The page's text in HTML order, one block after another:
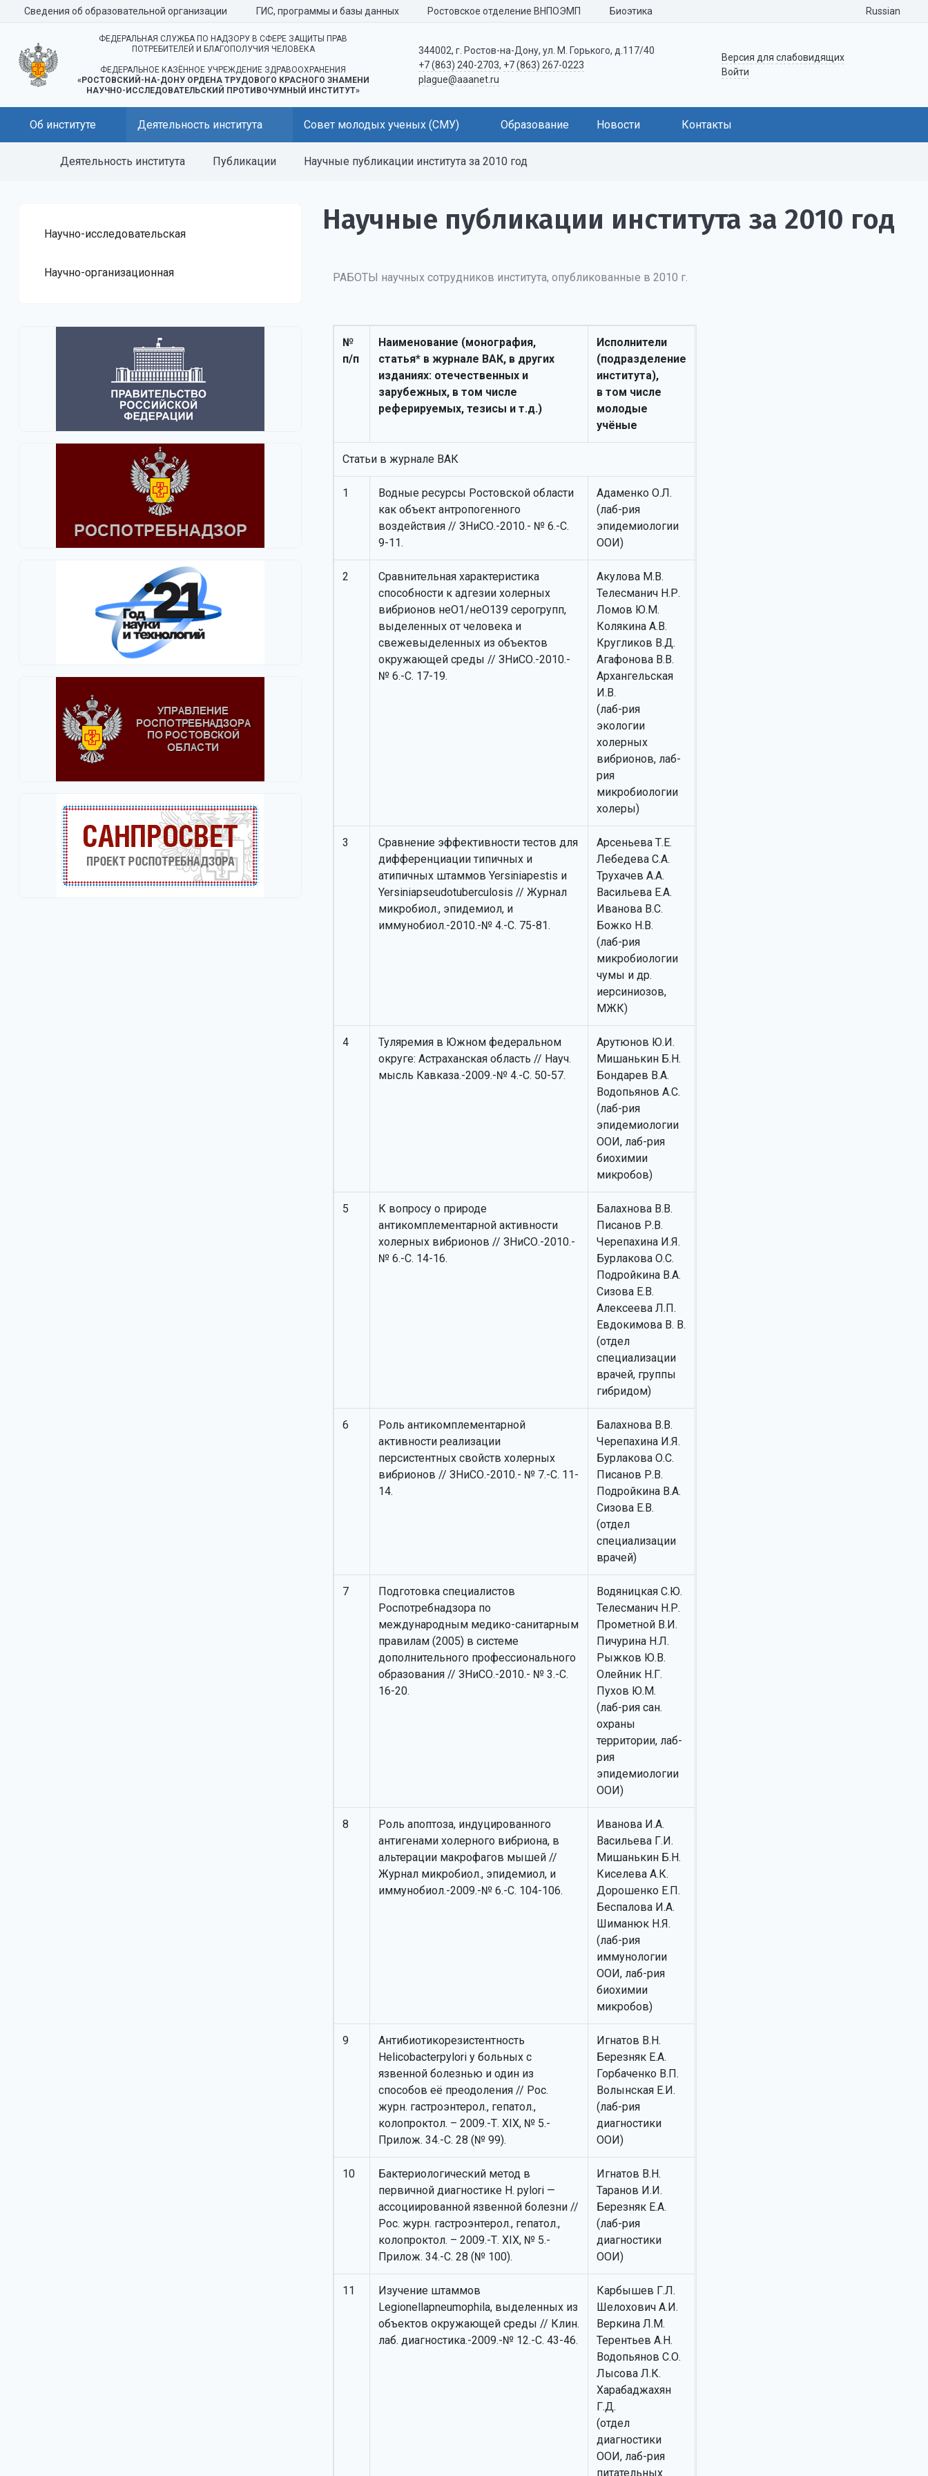
Сведения об образовательной организации ГИС, программы и базы данных Ростовское отделение ВНПОЭМП Биоэтика Russian
ФЕДЕРАЛЬНАЯ СЛУЖБА ПО НАДЗОРУ В СФЕРЕ ЗАЩИТЫ ПРАВ
ПОТРЕБИТЕЛЕЙ И БЛАГОПОЛУЧИЯ ЧЕЛОВЕКА
ФЕДЕРАЛЬНОЕ КАЗЁННОЕ УЧРЕЖДЕНИЕ ЗДРАВООХРАНЕНИЯ
«РОСТОВСКИЙ-НА-ДОНУ ОРДЕНА ТРУДОВОГО КРАСНОГО ЗНАМЕНИ
НАУЧНО-ИССЛЕДОВАТЕЛЬСКИЙ ПРОТИВОЧУМНЫЙ ИНСТИТУТ»
344002, г. Ростов-на-Дону, ул. М. Горького, д.117/40
+7 (863) 240-2703, +7 (863) 267-0223
plague@aaanet.ru
Версия для слабовидящих
Войти
Об институте Деятельность института Совет молодых ученых (СМУ) Образование Новости Контакты
Деятельность института Публикации Научные публикации института за 2010 год
Научно-исследовательская
Научно-организационная
Научные публикации института за 2010 год
РАБОТЫ научных сотрудников института, опубликованные в 2010 г.
№
п/п
Наименование (монография,
статья* в журнале ВАК, в других
изданиях: отечественных и
зарубежных, в том числе
реферируемых, тезисы и т.д.)
Исполнители
(подразделение
института),
в том числе
молодые
учёные
Статьи в журнале ВАК
1
Водные ресурсы Ростовской области
как объект антропогенного
воздействия // ЗНиСО.-2010.- № 6.-С.
9-11.
Адаменко О.Л.
(лаб-рия
эпидемиологии
ООИ)
2
Сравнительная характеристика
способности к адгезии холерных
вибрионов неО1/неО139 серогрупп,
выделенных от человека и
свежевыделенных из объектов
окружающей среды // ЗНиСО.-2010.-
№ 6.-С. 17-19.
Акулова М.В.
Телесманич Н.Р.
Ломов Ю.М.
Колякина А.В.
Кругликов В.Д.
Агафонова В.В.
Архангельская
И.В.
(лаб-рия
экологии
холерных
вибрионов, лаб-
рия
микробиологии
холеры)
3
Сравнение эффективности тестов для
дифференциации типичных и
атипичных штаммов Yersiniapestis и
Yersiniapseudotuberculosis // Журнал
микробиол., эпидемиол, и
иммунобиол.-2010.-№ 4.-С. 75-81.
Арсеньева Т.Е.
Лебедева С.А.
Трухачев А.А.
Васильева Е.А.
Иванова В.С.
Божко Н.В.
(лаб-рия
микробиологии
чумы и др.
иерсиниозов,
МЖК)
4
Туляремия в Южном федеральном
округе: Астраханская область // Науч.
мысль Кавказа.-2009.-№ 4.-С. 50-57.
Арутюнов Ю.И.
Мишанькин Б.Н.
Бондарев В.А.
Водопьянов А.С.
(лаб-рия
эпидемиологии
ООИ, лаб-рия
биохимии
микробов)
5
К вопросу о природе
антикомплементарной активности
холерных вибрионов // ЗНиСО.-2010.-
№ 6.-С. 14-16.
Балахнова В.В.
Писанов Р.В.
Черепахина И.Я.
Бурлакова О.С.
Подройкина В.А.
Сизова Е.В.
Алексеева Л.П.
Евдокимова В. В.
(отдел
специализации
врачей, группы
гибридом)
6
Роль антикомплементарной
активности реализации
персистентных свойств холерных
вибрионов // ЗНиСО.-2010.- № 7.-С. 11-
14.
Балахнова В.В.
Черепахина И.Я.
Бурлакова О.С.
Писанов Р.В.
Подройкина В.А.
Сизова Е.В.
(отдел
специализации
врачей)
7
Подготовка специалистов
Роспотребнадзора по
международным медико-санитарным
правилам (2005) в системе
дополнительного профессионального
образования // ЗНиСО.-2010.- № 3.-С.
16-20.
Водяницкая С.Ю.
Телесманич Н.Р.
Прометной В.И.
Пичурина Н.Л.
Рыжков Ю.В.
Олейник Н.Г.
Пухов Ю.М.
(лаб-рия сан.
охраны
территории, лаб-
рия
эпидемиологии
ООИ)
8
Роль апоптоза, индуцированного
антигенами холерного вибриона, в
альтерации макрофагов мышей //
Журнал микробиол., эпидемиол, и
иммунобиол.-2009.-№ 6.-С. 104-106.
Иванова И.А.
Васильева Г.И.
Мишанькин Б.Н.
Киселева А.К.
Дорошенко Е.П.
Беспалова И.А.
Шиманюк Н.Я.
(лаб-рия
иммунологии
ООИ, лаб-рия
биохимии
микробов)
9
Антибиотикорезистентность
Helicobacterpylori у больных с
язвенной болезнью и один из
способов её преодоления // Рос.
журн. гастроэнтерол., гепатол.,
колопроктол. – 2009.-Т. ХIХ, № 5.-
Прилож. 34.-С. 28 (№ 99).
Игнатов В.Н.
Березняк Е.А.
Горбаченко В.П.
Волынская Е.И.
(лаб-рия
диагностики
ООИ)
10
Бактериологический метод в
первичной диагностике H. pylori —
ассоциированной язвенной болезни //
Рос. журн. гастроэнтерол., гепатол.,
колопроктол. – 2009.-Т. ХIХ, № 5.-
Прилож. 34.-С. 28 (№ 100).
Игнатов В.Н.
Таранов И.И.
Березняк Е.А.
(лаб-рия
диагностики
ООИ)
11
Изучение штаммов
Legionellapneumophila, выделенных из
объектов окружающей среды // Клин.
лаб. диагностика.-2009.-№ 12.-С. 43-46.
Карбышев Г.Л.
Шелохович А.И.
Веркина Л.М.
Терентьев А.Н.
Водопьянов С.О.
Лысова Л.К.
Харабаджахян
Г.Д.
(отдел
диагностики
ООИ, лаб-рия
питательных